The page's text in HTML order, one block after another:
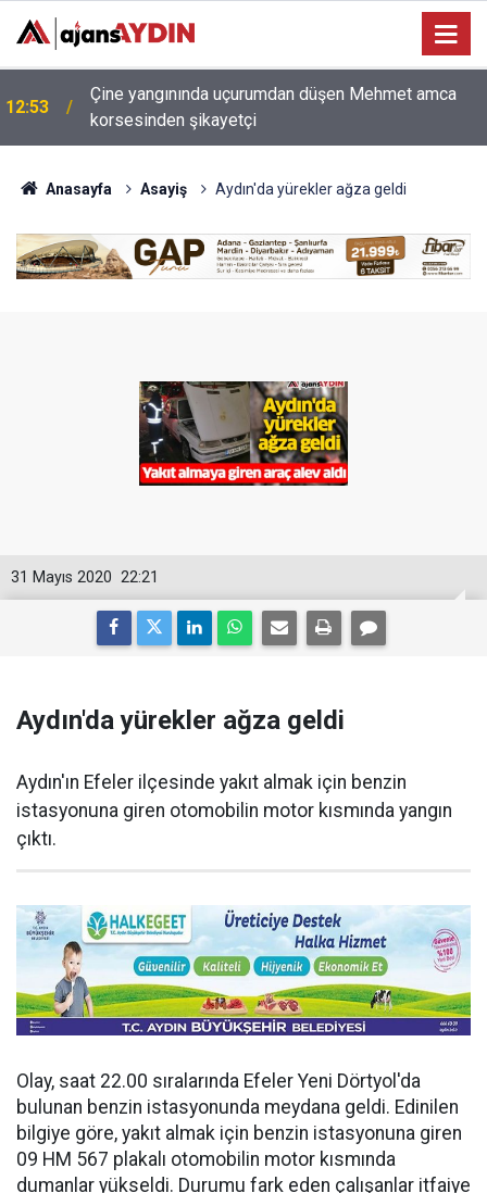
12:44
Nazilli ilçe başkanı Naim Atmaca acil ameliyata
alındı
Anasayfa Asayiş Aydın'da yürekler ağza geldi
22:21
31 Mayıs 2020
Aydın'da yürekler ağza geldi
Aydın'ın Efeler ilçesinde yakıt almak için benzin
istasyonuna giren otomobilin motor kısmında yangın
çıktı.
Olay, saat 22.00 sıralarında Efeler Yeni Dörtyol'da
bulunan benzin istasyonunda meydana geldi. Edinilen
bilgiye göre, yakıt almak için benzin istasyonuna giren
09 HM 567 plakalı otomobilin motor kısmında
dumanlar yükseldi. Durumu fark eden çalışanlar itfaiye